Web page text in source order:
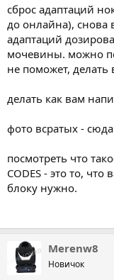
сброс адаптаций
до онлайна), снова
адаптаций
мочевины. можно
не поможет, делать
делать как вам
фото всратых -
посмотреть что
CODES - это то,
блоку нужно.
Merenw8
Новичок